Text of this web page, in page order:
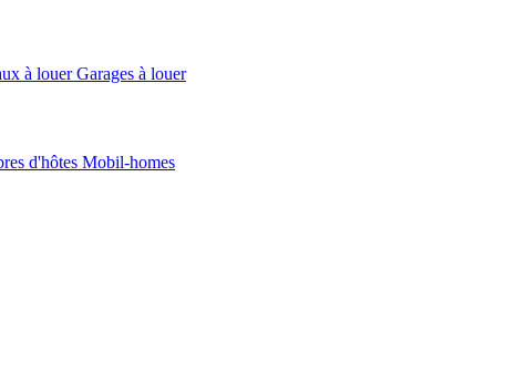
à louer Garages à louer
d'hôtes Mobil-homes